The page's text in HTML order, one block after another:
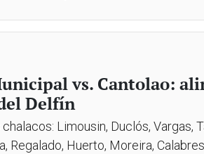
vs. Cantolao:
Delfín
Limousin, Duclós, Vargas,
Regalado, Huerto, Moreira,